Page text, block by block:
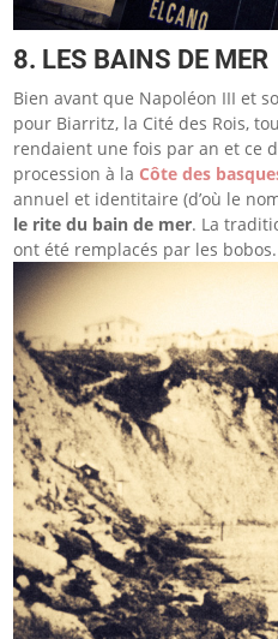
8. LES BAINS DE MER
Bien avant que Napoléon III et
pour Biarritz, la Cité des Rois,
rendaient une fois par an et ce
procession à la Côte des
annuel et identitaire (d’où le
le rite du bain de mer. La
ont été remplacés par les bobos.